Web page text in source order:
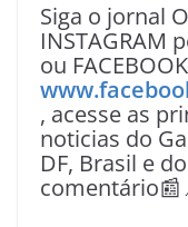
Siga o jornal
INSTAGRAM
ou
, acesse as
noticias do
DF, Brasil e